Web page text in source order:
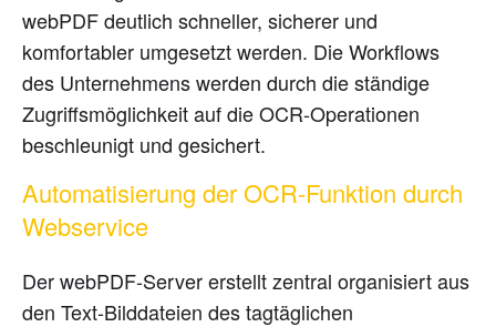
webPDF deutlich schneller, sicherer und
komfortabler umgesetzt werden. Die Workflows
des Unternehmens werden durch die ständige
Zugriffsmöglichkeit auf die OCR-Operationen
beschleunigt und gesichert.
Automatisierung der OCR-Funktion durch
Webservice
Der webPDF-Server erstellt zentral organisiert aus
den Text-Bilddateien des tagtäglichen